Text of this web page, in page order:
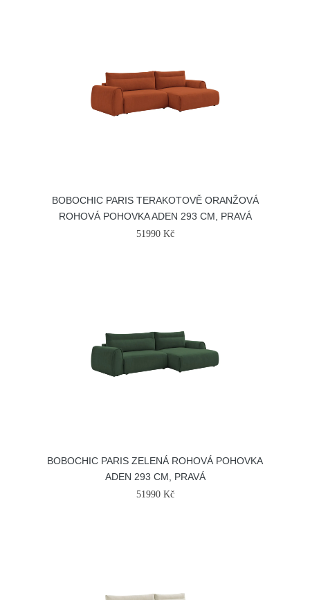
BOBOCHIC PARIS TERAKOTOVĚ ORANŽOVÁ
ROHOVÁ POHOVKA ADEN 293 CM, PRAVÁ
51990 Kč
BOBOCHIC PARIS ZELENÁ ROHOVÁ POHOVKA
ADEN 293 CM, PRAVÁ
51990 Kč